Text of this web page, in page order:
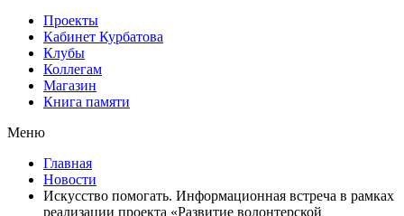
Проекты
Кабинет Курбатова
Клубы
Коллегам
Магазин
Книга памяти
Меню
Главная
Новости
Искусство помогать. Информационная встреча в рамках
реализации проекта «Развитие волонтерской